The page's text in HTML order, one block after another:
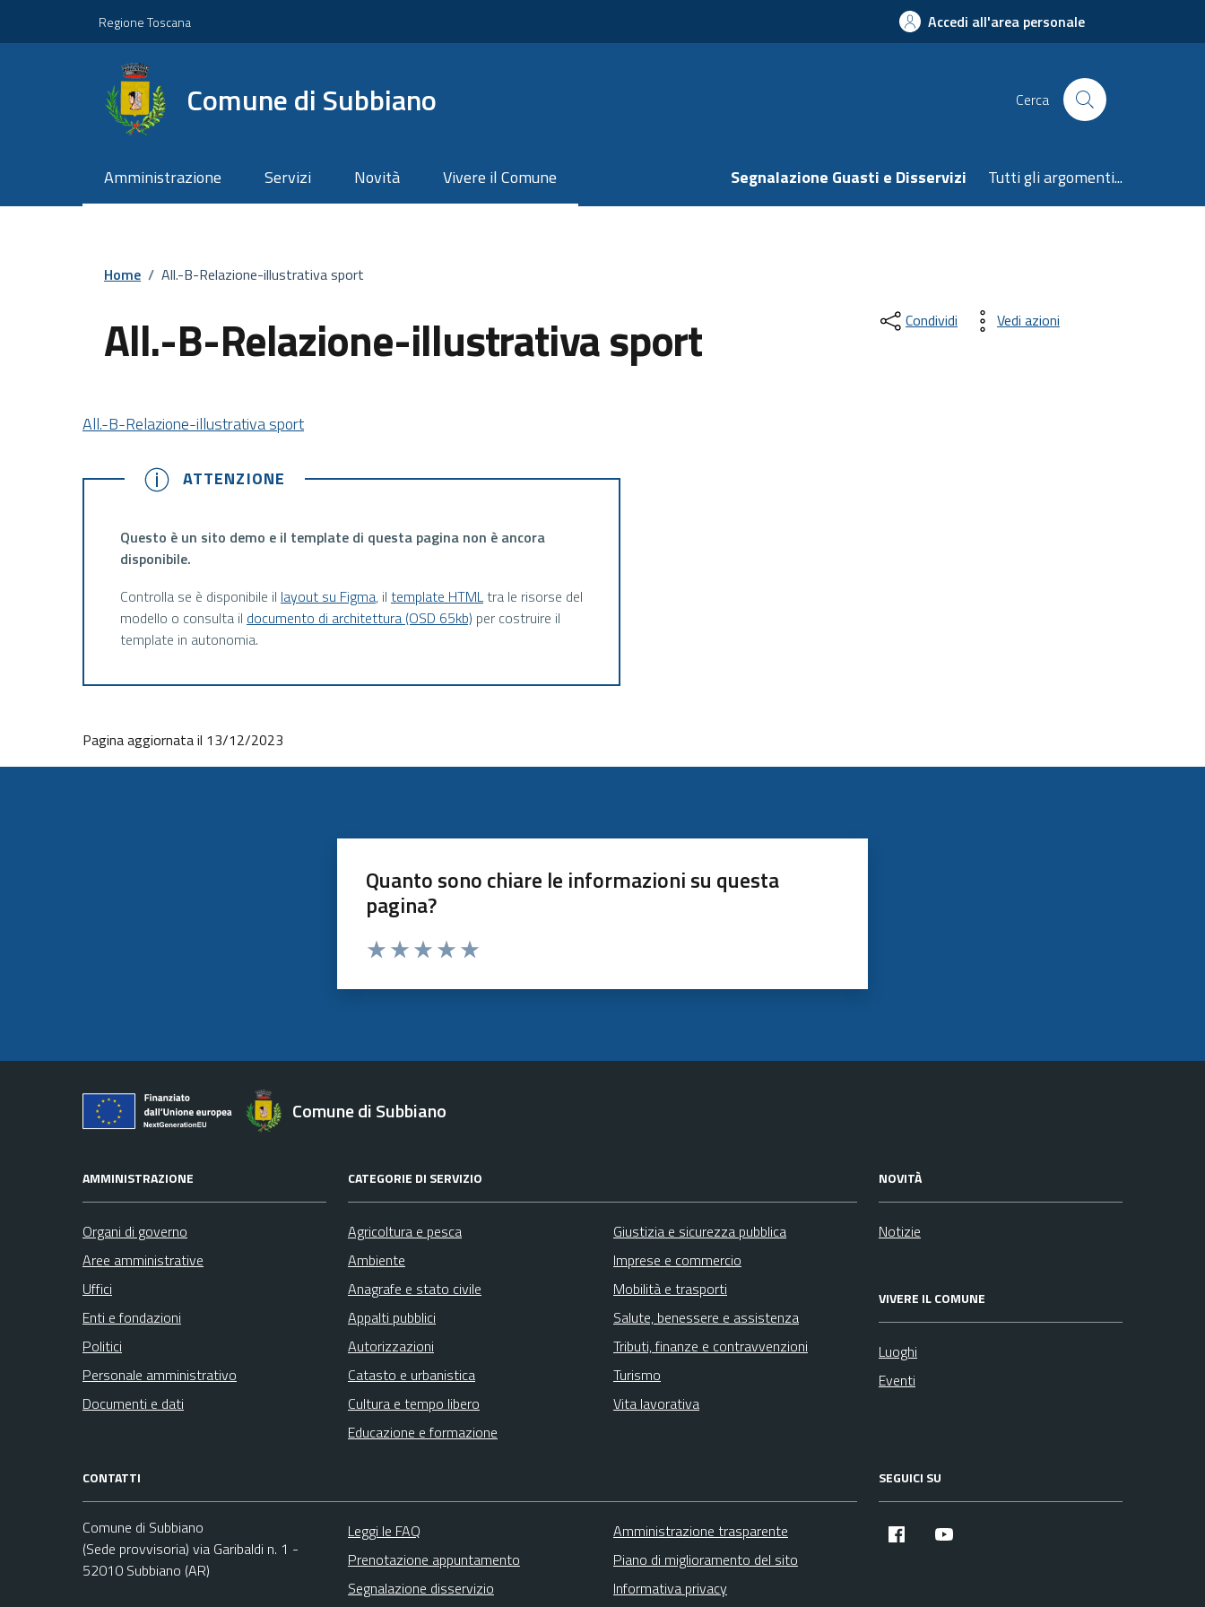
Regione Toscana Accedi all'area personale
Comune di Subbiano Cerca
Amministrazione Servizi Novità Vivere il Comune Segnalazione Guasti e Disservizi Tutti gli argomenti...
Home / All.-B-Relazione-illustrativa sport
All.-B-Relazione-illustrativa sport Condividi Vedi azioni
All.-B-Relazione-illustrativa sport
ATTENZIONE
ATTENZIONE
Questo è un sito demo e il template di questa pagina non è ancora
disponibile.
Controlla se è disponibile il layout su Figma, il template HTMLtra le risorse del
modello o consulta il documento di architettura (OSD 65kb) per costruire il
template in autonomia.
Pagina aggiornata il 13/12/2023
Quanto sono chiare le informazioni su questa
pagina?
Comune di Subbiano
AMMINISTRAZIONE
Organi di governo
Aree amministrative
Uffici
Enti e fondazioni
Politici
Personale amministrativo
Documenti e dati
CATEGORIE DI SERVIZIO
Agricoltura e pesca
Ambiente
Anagrafe e stato civile
Appalti pubblici
Autorizzazioni
Catasto e urbanistica
Cultura e tempo libero
Educazione e formazione
Giustizia e sicurezza pubblica
Imprese e commercio
Mobilità e trasporti
Salute, benessere e assistenza
Tributi, finanze e contravvenzioni
Turismo
Vita lavorativa
NOVITÀ
Notizie
VIVERE IL COMUNE
Luoghi
Eventi
CONTATTI
Comune di Subbiano
(Sede provvisoria) via Garibaldi n. 1 -
52010 Subbiano (AR)
Leggi le FAQ
Prenotazione appuntamento
Segnalazione disservizio
Amministrazione trasparente
Piano di miglioramento del sito
Informativa privacy
SEGUICI SU
Facebook